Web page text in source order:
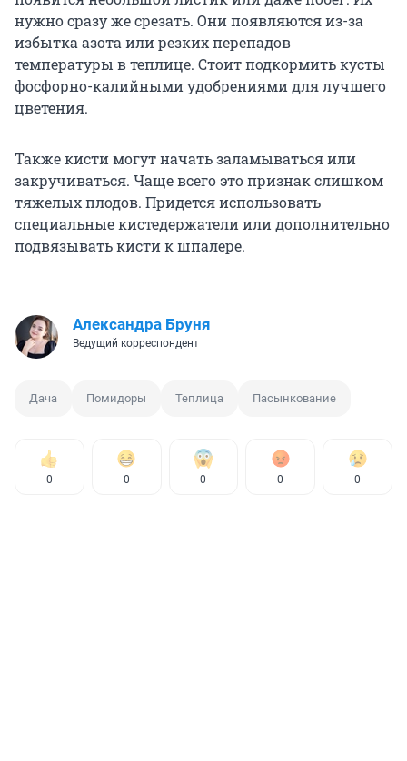
нужно сразу же срезать. Они появляются из-за
избытка азота или резких перепадов
температуры в теплице. Стоит подкормить кусты
фосфорно-калийными удобрениями для лучшего
цветения.
Также кисти могут начать заламываться или
закручиваться. Чаще всего это признак слишком
тяжелых плодов. Придется использовать
специальные кистедержатели или дополнительно
подвязывать кисти к шпалере.
Александра Бруня
Ведущий корреспондент
Дача Помидоры Теплица Пасынкование
0 0 0 0 0